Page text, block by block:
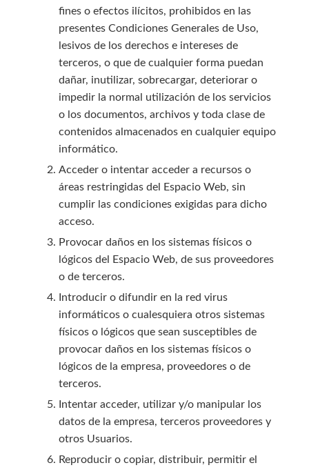
fines o efectos ilícitos, prohibidos en las
presentes Condiciones Generales de Uso,
lesivos de los derechos e intereses de
terceros, o que de cualquier forma puedan
dañar, inutilizar, sobrecargar, deteriorar o
impedir la normal utilización de los servicios
o los documentos, archivos y toda clase de
contenidos almacenados en cualquier equipo
informático.
Acceder o intentar acceder a recursos o
áreas restringidas del Espacio Web, sin
cumplir las condiciones exigidas para dicho
acceso.
Provocar daños en los sistemas físicos o
lógicos del Espacio Web, de sus proveedores
o de terceros.
Introducir o difundir en la red virus
informáticos o cualesquiera otros sistemas
físicos o lógicos que sean susceptibles de
provocar daños en los sistemas físicos o
lógicos de la empresa, proveedores o de
terceros.
Intentar acceder, utilizar y/o manipular los
datos de la empresa, terceros proveedores y
otros Usuarios.
Reproducir o copiar, distribuir, permitir el